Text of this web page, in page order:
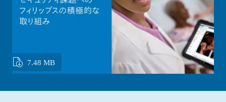
7.48 MB